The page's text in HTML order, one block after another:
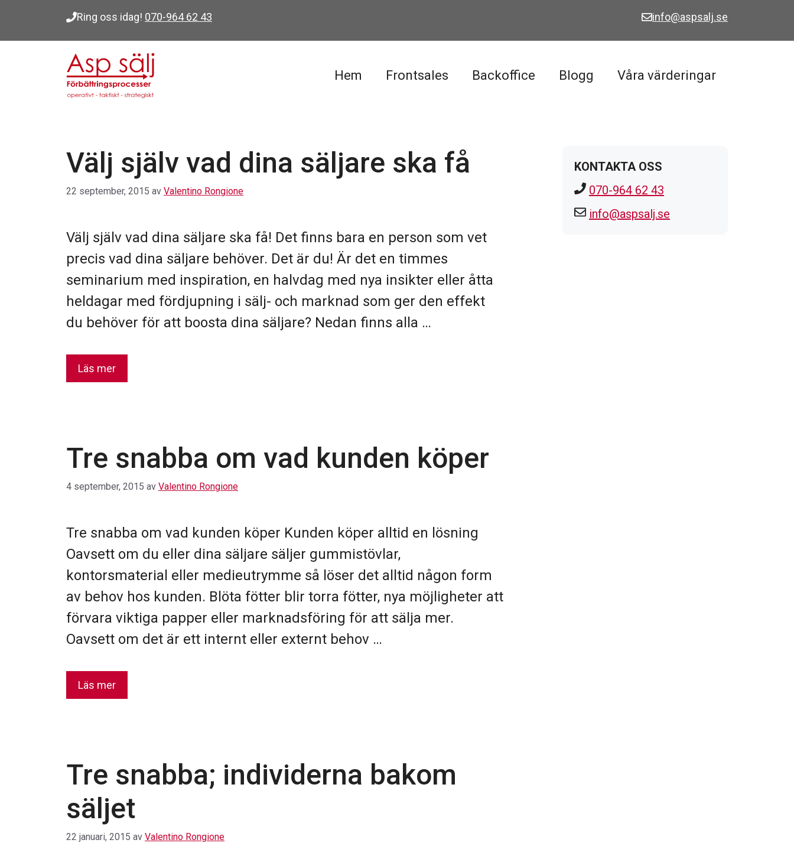
info@aspsalj.se
Ring oss idag! 070-964 62 43
Hem Frontsales Backoffice Blogg Våra värderingar
Välj själv vad dina säljare ska få
22 september, 2015 av Valentino Rongione
Välj själv vad dina säljare ska få! Det finns bara en person som vet
precis vad dina säljare behöver. Det är du! Är det en timmes
seminarium med inspiration, en halvdag med nya insikter eller åtta
heldagar med fördjupning i sälj- och marknad som ger den effekt
du behöver för att boosta dina säljare? Nedan finns alla …
Läs mer
Tre snabba om vad kunden köper
4 september, 2015 av Valentino Rongione
Tre snabba om vad kunden köper Kunden köper alltid en lösning
Oavsett om du eller dina säljare säljer gummistövlar,
kontorsmaterial eller medieutrymme så löser det alltid någon form
av behov hos kunden. Blöta fötter blir torra fötter, nya möjligheter att
förvara viktiga papper eller marknadsföring för att sälja mer.
Oavsett om det är ett internt eller externt behov …
Läs mer
Tre snabba; individerna bakom
säljet
22 januari, 2015 av Valentino Rongione
KONTAKTA OSS
070-964 62 43
info@aspsalj.se